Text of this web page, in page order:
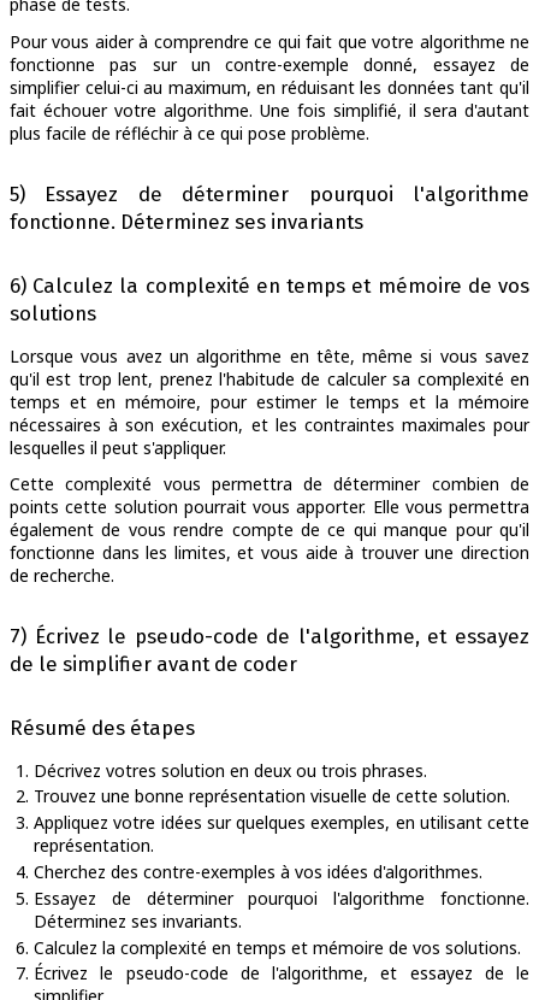
phase de tests.
Pour vous aider à comprendre ce qui fait que votre algorithme ne
fonctionne pas sur un contre-exemple donné, essayez de
simplifier celui-ci au maximum, en réduisant les données tant qu'il
fait échouer votre algorithme. Une fois simplifié, il sera d'autant
plus facile de réfléchir à ce qui pose problème.
5) Essayez de déterminer pourquoi l'algorithme
fonctionne. Déterminez ses invariants
6) Calculez la complexité en temps et mémoire de vos
solutions
Lorsque vous avez un algorithme en tête, même si vous savez
qu'il est trop lent, prenez l'habitude de calculer sa complexité en
temps et en mémoire, pour estimer le temps et la mémoire
nécessaires à son exécution, et les contraintes maximales pour
lesquelles il peut s'appliquer.
Cette complexité vous permettra de déterminer combien de
points cette solution pourrait vous apporter. Elle vous permettra
également de vous rendre compte de ce qui manque pour qu'il
fonctionne dans les limites, et vous aide à trouver une direction
de recherche.
7) Écrivez le pseudo-code de l'algorithme, et essayez
de le simplifier avant de coder
Résumé des étapes
Décrivez votres solution en deux ou trois phrases.
Trouvez une bonne représentation visuelle de cette solution.
Appliquez votre idées sur quelques exemples, en utilisant cette
représentation.
Cherchez des contre-exemples à vos idées d'algorithmes.
Essayez de déterminer pourquoi l'algorithme fonctionne.
Déterminez ses invariants.
Calculez la complexité en temps et mémoire de vos solutions.
Écrivez le pseudo-code de l'algorithme, et essayez de le